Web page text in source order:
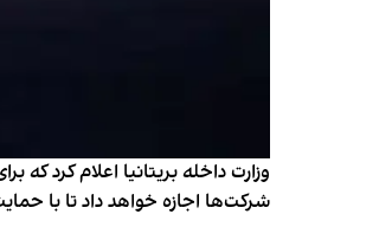
وزارت داخله بریتانیا اعلام کرد
شرکت‌ها اجازه خواهد داد تا با